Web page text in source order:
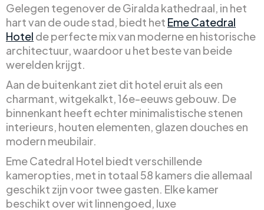
Gelegen tegenover de Giralda kathedraal, in het
hart van de oude stad, biedt het Eme Catedral
Hotel de perfecte mix van moderne en historische
architectuur, waardoor u het beste van beide
werelden krijgt.
Aan de buitenkant ziet dit hotel eruit als een
charmant, witgekalkt, 16e-eeuws gebouw. De
binnenkant heeft echter minimalistische stenen
interieurs, houten elementen, glazen douches en
modern meubilair.
Eme Catedral Hotel biedt verschillende
kameropties, met in totaal 58 kamers die allemaal
geschikt zijn voor twee gasten. Elke kamer
beschikt over wit linnengoed, luxe